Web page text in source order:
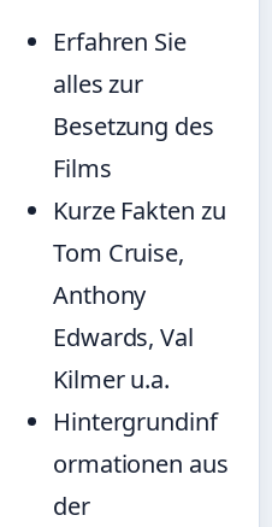
Erfahren Sie
alles zur
Besetzung des
Films
Kurze Fakten zu
Tom Cruise,
Anthony
Edwards, Val
Kilmer u.a.
Hintergrundinf
ormationen aus
der